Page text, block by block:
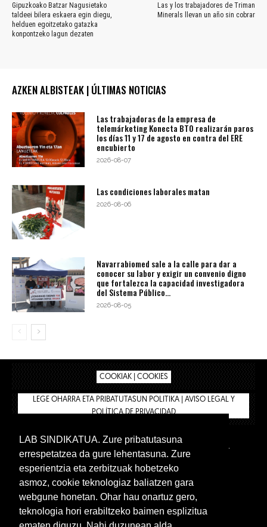
Gipuzkoako Batzar Nagusietako
taldeei bilera eskaera egin diegu,
helduen egoitzetako gatazka
konpontzeko lagun dezaten
Las y los trabajadores de Triman
Minerals llevan un año sin cobrar
AZKEN ALBISTEAK | ÚLTIMAS NOTICIAS
Las trabajadoras de la empresa de
telemárketing Konecta BTO realizarán paros
los días 11 y 17 de agosto en contra del ERE
encubierto
2026-08-07
Las condiciones laborales matan
2026-08-06
Navarrabiomed sale a la calle para dar a
conocer su labor y exigir un convenio digno
que fortalezca la capacidad investigadora
del Sistema Público...
2026-08-05
COOKIAK | COOKIES
LEGE OHARRA ETA PRIBATUTASUN POLITIKA | AVISO LEGAL Y
POLÍTICA DE PRIVACIDAD
BIZILAN.EUS
TIENDA
INTRANET 🔑
Euskera Castellano
LAB SINDIKATUA. Zure pribatutasuna
errespetatzea da gure lehentasuna. Zure
esperientzia eta zerbitzuak hobetzeko
asmoz, cookie teknologiaz baliatzen gara
webgune honetan. Ohar hau onartuz gero,
teknologia hori erabiltzeko baimen esplizitua